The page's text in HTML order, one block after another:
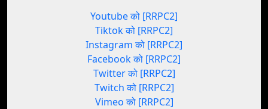
Youtube को [RRPC2]
Tiktok को [RRPC2]
Instagram को [RRPC2]
Facebook को [RRPC2]
Twitter को [RRPC2]
Twitch को [RRPC2]
Vimeo को [RRPC2]